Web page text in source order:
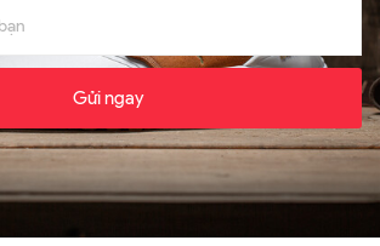
Gửi ngay